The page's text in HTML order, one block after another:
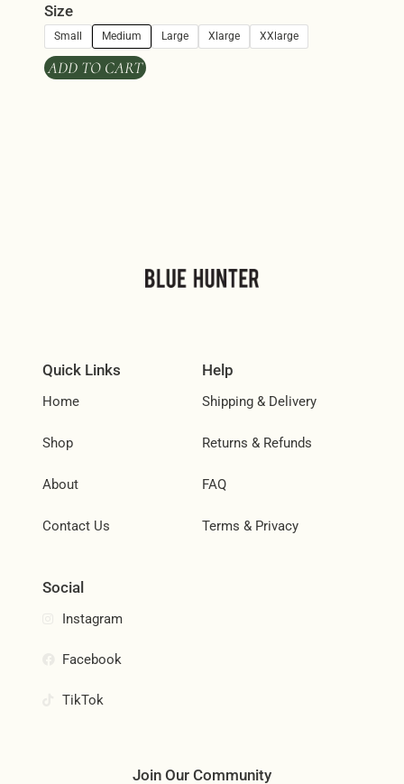
Size
Small Medium Large Xlarge XXlarge
ADD TO CART
Quick Links
Home
Shop
About
Contact Us
Help
Shipping & Delivery
Returns & Refunds
FAQ
Terms & Privacy
Social
Instagram
Facebook
TikTok
Join Our Community